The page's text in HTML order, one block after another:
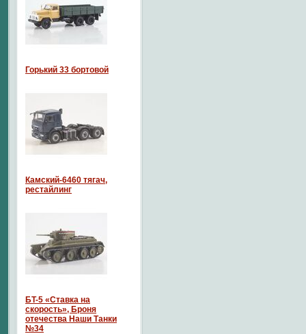
Горький 33 бортовой
Камский-6460 тягач,
рестайлинг
БT-5 «Ставка на
скорость», Броня
отечества Наши Танки
№34